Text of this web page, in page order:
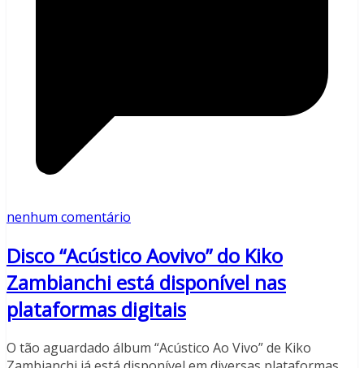
nenhum comentário
Disco “Acústico Aovivo” do Kiko
Zambianchi está disponível nas
plataformas digitais
O tão aguardado álbum “Acústico Ao Vivo” de Kiko